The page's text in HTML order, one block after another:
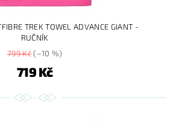
TREK TOWEL ADVANCE GIANT -
RUČNÍK
799 Kč(–10 %)
719 Kč